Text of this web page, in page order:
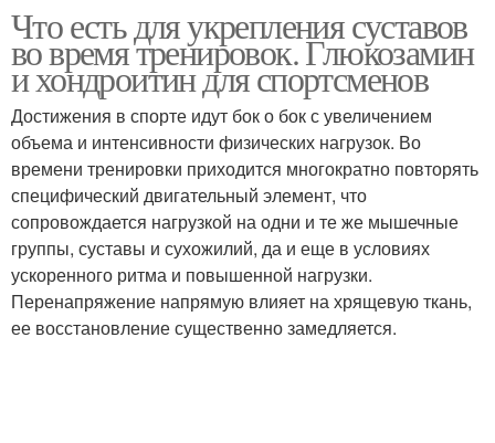
Питание в помощь Полезное питание
Питание для девушек
Питание перед
соревнованиями
Питание перед бикини
Питание для
кроссфитера
Что есть для укрепления суставов
во время тренировок. Глюкозамин
и хондроитин для спортсменов
Достижения в спорте идут бок о бок с увеличением
объема и интенсивности физических нагрузок. Во
времени тренировки приходится многократно повторять
специфический двигательный элемент, что
сопровождается нагрузкой на одни и те же мышечные
группы, суставы и сухожилий, да и еще в условиях
ускоренного ритма и повышенной нагрузки.
Перенапряжение напрямую влияет на хрящевую ткань,
ее восстановление существенно замедляется.